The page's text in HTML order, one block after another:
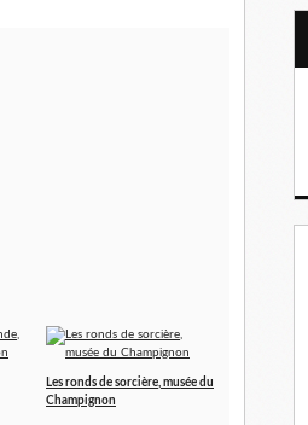
Les ronds de sorcière, musée du
Champignon